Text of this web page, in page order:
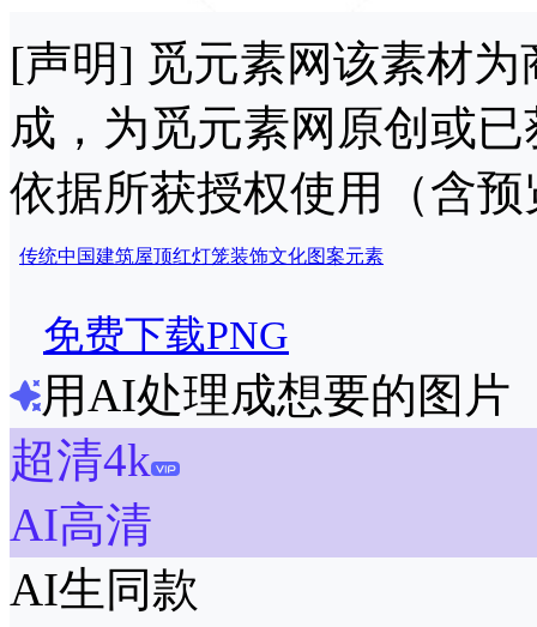
[声明] 觅元素网该素材
成，为觅元素网原创或
依据所获授权使用（含
传统中国建筑屋顶红灯笼装饰文化图案元素
免费下载PNG
用AI处理成想要的图片
超清4k
AI高清
AI生同款